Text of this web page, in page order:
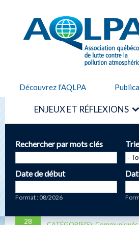
AQLPA
Découvrez l'AQLPA
ENJEUX ET RÉFLEXIONS
Rechercher par mots clés
Date de début
Format : 08/2026
28